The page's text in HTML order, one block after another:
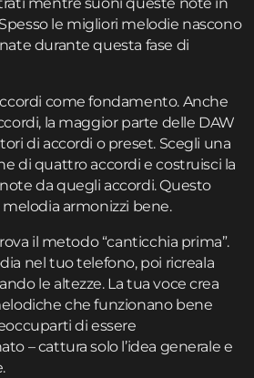
le migliori melodie nascono
durante questa fase di
come fondamento. Anche
la maggior parte delle DAW
di accordi o preset. Scegli una
di quattro accordi e costruisci la
da quegli accordi. Questo
armonizzi bene.
il metodo “canticchia prima”.
nel tuo telefono, poi ricreala
le altezze. La tua voce crea
che funzionano bene
di essere
– cattura solo l’idea generale e